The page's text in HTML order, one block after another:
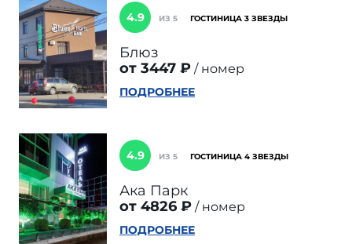
4.9 ИЗ 5 ГОСТИНИЦА 3 ЗВЕЗДЫ
Блюз
от 3447 ₽
номер
ПОДРОБНЕЕ
4.9 ИЗ 5 ГОСТИНИЦА 4 ЗВЕЗДЫ
Ака Парк
от 4826 ₽
номер
ПОДРОБНЕЕ